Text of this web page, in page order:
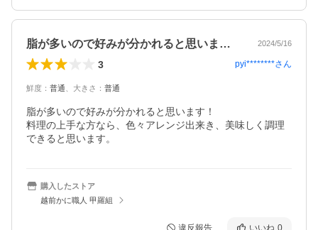
脂が多いので好みが分かれると思います！… 2024/5/16
3 pyi********さん
鮮度 ： 普通 大きさ ： 普通
脂が多いので好みが分かれると思います！
料理の上手な方なら、色々アレンジ出来き、美味しく調理
購入したストア
越前かに職人 甲羅組
違反報告 いいね 0